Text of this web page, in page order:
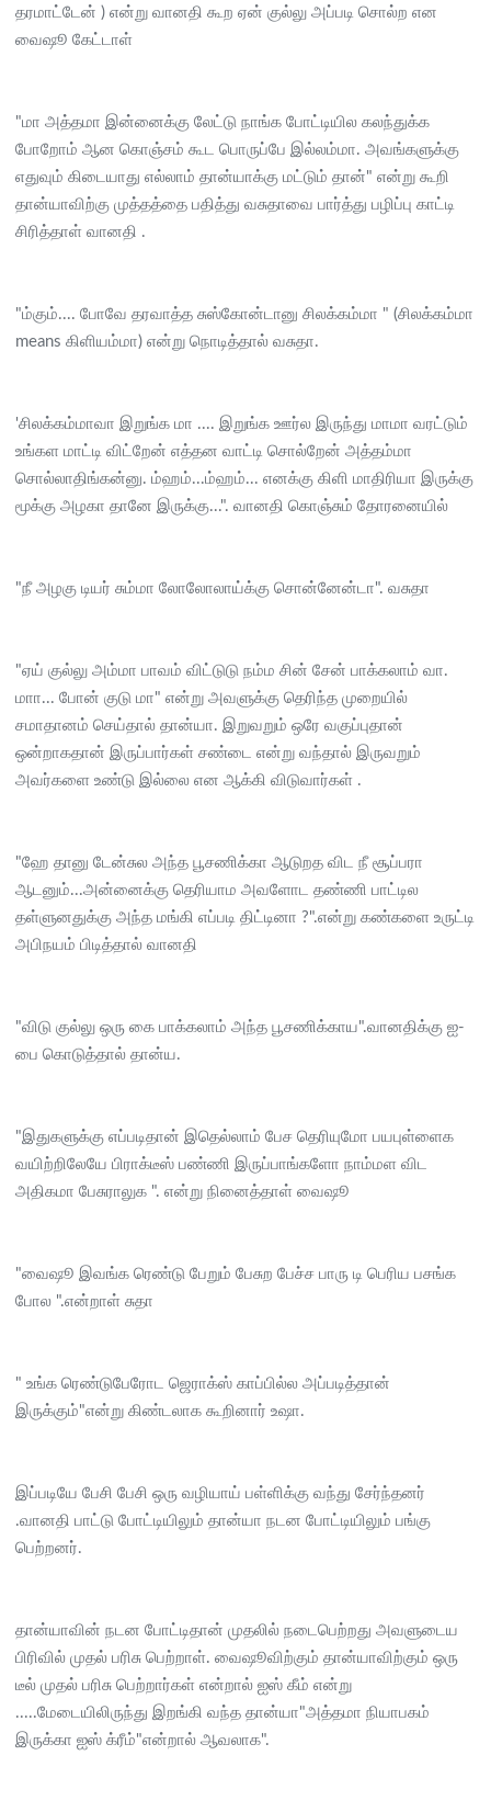
தரமாட்டேன் ) என்று வானதி கூற ஏன் குல்லு அப்படி சொல்ற என
வைஷூ கேட்டாள்
"மா அத்தமா இன்னைக்கு லேட்டு நாங்க போட்டியில கலந்துக்க
போறோம் ஆன கொஞ்சம் கூட பொருப்பே இல்லம்மா. அவங்களுக்கு
எதுவும் கிடையாது எல்லாம் தான்யாக்கு மட்டும் தான்" என்று கூறி
தான்யாவிற்கு முத்தத்தை பதித்து வசுதாவை பார்த்து பழிப்பு காட்டி
சிரித்தாள் வானதி .
"ம்கும்.... போவே தரவாத்த சுஸ்கோன்டானு சிலக்கம்மா " (சிலக்கம்மா
means கிளியம்மா) என்று நொடித்தால் வசுதா.
'சிலக்கம்மாவா இறுங்க மா .... இறுங்க ஊர்ல இருந்து மாமா வரட்டும்
உங்கள மாட்டி விட்றேன் எத்தன வாட்டி சொல்றேன் அத்தம்மா
சொல்லாதிங்கன்னு. ம்ஹம்...ம்ஹம்... எனக்கு கிளி மாதிரியா இருக்கு
மூக்கு அழகா தானே இருக்கு...". வானதி கொஞ்சும் தோரனையில்
"நீ அழகு டியர் சும்மா லோலோலாய்க்கு சொன்னேன்டா". வசுதா
"ஏய் குல்லு அம்மா பாவம் விட்டுடு நம்ம சின் சேன் பாக்கலாம் வா.
மாா... போன் குடு மா" என்று அவளுக்கு தெரிந்த முறையில்
சமாதானம் செய்தால் தான்யா. இறுவறும் ஒரே வகுப்புதான்
ஒன்றாகதான் இருப்பார்கள் சண்டை என்று வந்தால் இருவறும்
அவர்களை உண்டு இல்லை என ஆக்கி விடுவார்கள் .
"ஹே தானு டேன்சுல அந்த பூசணிக்கா ஆடுறத விட நீ சூப்பரா
ஆடனும்...அன்னைக்கு தெரியாம அவளோட தண்ணி பாட்டில
தள்ளுனதுக்கு அந்த மங்கி எப்படி திட்டினா ?".என்று கண்களை உருட்டி
அபிநயம் பிடித்தால் வானதி
"விடு குல்லு ஒரு கை பாக்கலாம் அந்த பூசணிக்காய".வானதிக்கு ஐ-
பை கொடுத்தால் தான்ய.
"இதுகளுக்கு எப்படிதான் இதெல்லாம் பேச தெரியுமோ பயபுள்ளைக
வயிற்றிலேயே பிராக்டீஸ் பண்ணி இருப்பாங்களோ நாம்மள விட
அதிகமா பேசுராலுக ". என்று நினைத்தாள் வைஷூ
"வைஷூ இவங்க ரெண்டு பேறும் பேசுற பேச்ச பாரு டி பெரிய பசங்க
போல ".என்றாள் சுதா
" உங்க ரெண்டுபேரோட ஜெராக்ஸ் காப்பில்ல அப்படித்தான்
இருக்கும்"என்று கிண்டலாக கூறினார் உஷா.
இப்படியே பேசி பேசி ஒரு வழியாய் பள்ளிக்கு வந்து சேர்ந்தனர்
.வானதி பாட்டு போட்டியிலும் தான்யா நடன போட்டியிலும் பங்கு
பெற்றனர்.
தான்யாவின் நடன போட்டிதான் முதலில் நடைபெற்றது அவளுடைய
பிரிவில் முதல் பரிசு பெற்றாள். வைஷூவிற்கும் தான்யாவிற்கும் ஒரு
டீல் முதல் பரிசு பெற்றார்கள் என்றால் ஐஸ் கீம் என்று
.....மேடையிலிருந்து இறங்கி வந்த தான்யா"அத்தமா நியாபகம்
இருக்கா ஐஸ் க்ரீம்"என்றால் ஆவலாக".